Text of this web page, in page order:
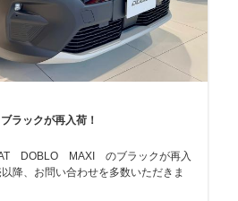
ックが再入荷！
DOBLO MAXI のブラックが再入